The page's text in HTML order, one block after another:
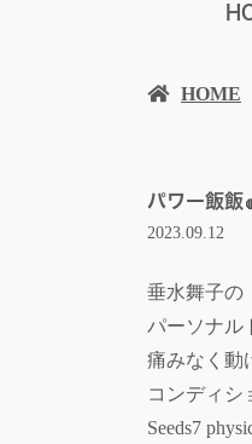
HOME
パワー飯飯
2023.09.12
垂水舞子の
パーソナル
痛みなく動
コンディシ
Seeds7